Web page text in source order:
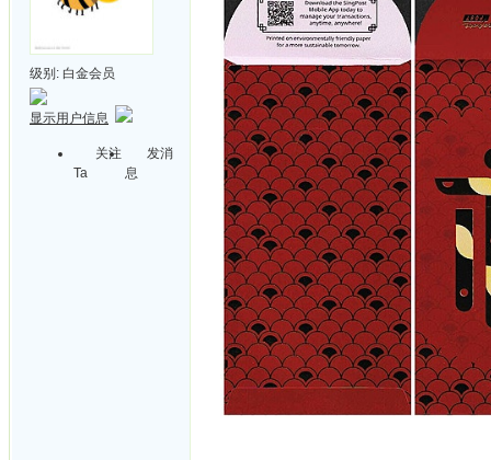
级别: 白金会员
显示用户信息
关注
Ta
发消
息